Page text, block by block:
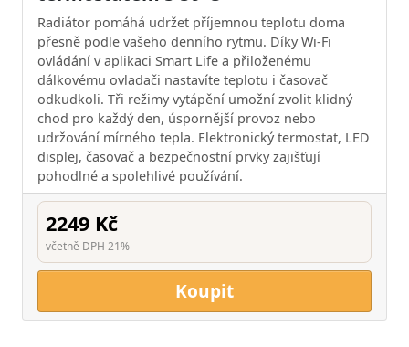
Radiátor pomáhá udržet příjemnou teplotu doma
přesně podle vašeho denního rytmu. Díky Wi-Fi
ovládání v aplikaci Smart Life a přiloženému
dálkovému ovladači nastavíte teplotu i časovač
odkudkoli. Tři režimy vytápění umožní zvolit klidný
chod pro každý den, úspornější provoz nebo
udržování mírného tepla. Elektronický termostat, LED
displej, časovač a bezpečnostní prvky zajišťují
pohodlné a spolehlivé používání.
2249 Kč
včetně DPH 21%
Koupit